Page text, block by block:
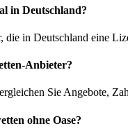
in Deutschland?
die in Deutschland eine
Anbieter?
Sie Angebote,
ohne Oase?